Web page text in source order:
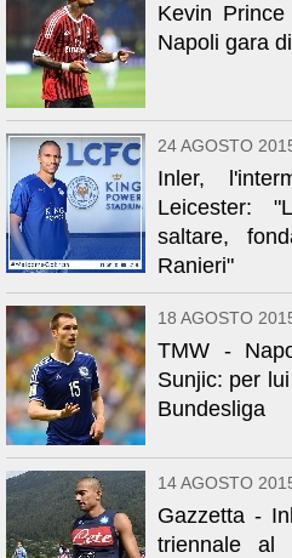
Kevin
Napoli gara
24 AGOSTO
Inler,
Leicester:
saltare,
Ranieri"
18 AGOSTO
TMW -
Sunjic: per
Bundesliga
14 AGOSTO
Gazzetta -
triennale al